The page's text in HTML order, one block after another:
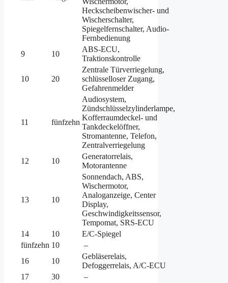
Heckscheibenwischer- und
Wischerschalter,
Spiegelfernschalter, Audio-
Fernbedienung
9
10
ABS-ECU,
Traktionskontrolle
10 20
Zentrale Türverriegelung,
schlüsselloser Zugang,
Gefahrenmelder
11 fünfzehn
Audiosystem,
Zündschlüsselzylinderlampe,
Kofferraumdeckel- und
Tankdeckelöffner,
Stromantenne, Telefon,
Zentralverriegelung
12
10
Generatorrelais,
Motorantenne
13 10
Sonnendach, ABS,
Wischermotor,
Analoganzeige, Center
Display,
Geschwindigkeitssensor,
Tempomat, SRS-ECU
14
10
E/C-Spiegel
fünfzehn 10
–
16
10
Gebläserelais,
Defoggerrelais, A/C-ECU
17
30
–